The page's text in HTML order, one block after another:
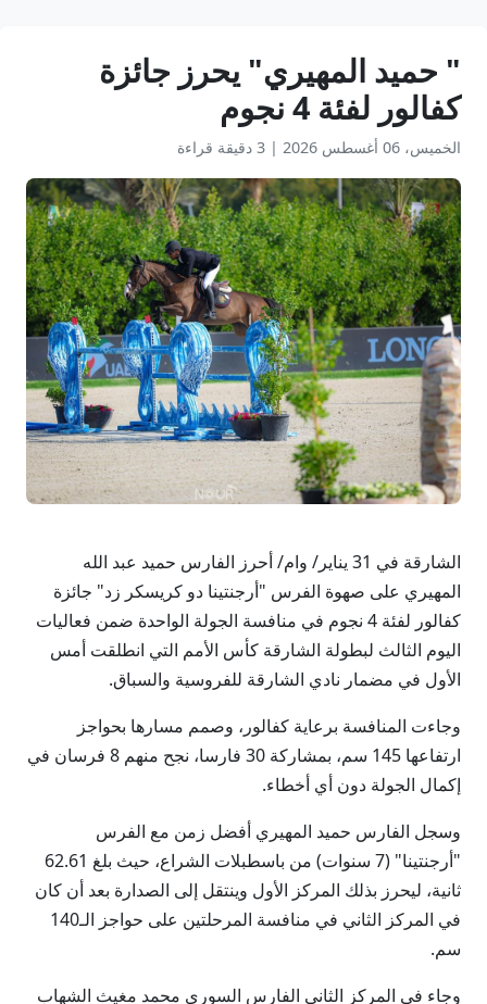
" حميد المهيري" يحرز جائزة
كفالور لفئة 4 نجوم
الخميس، 06 أغسطس 2026 | 3 دقيقة قراءة
الشارقة في 31 يناير/ وام/ أحرز الفارس حميد عبد الله
المهيري على صهوة الفرس "أرجنتينا دو كريسكر زد" جائزة
كفالور لفئة 4 نجوم في منافسة الجولة الواحدة ضمن فعاليات
اليوم الثالث لبطولة الشارقة كأس الأمم التي انطلقت أمس
الأول في مضمار نادي الشارقة للفروسية والسباق.
وجاءت المنافسة برعاية كفالور، وصمم مسارها بحواجز
ارتفاعها 145 سم، بمشاركة 30 فارسا، نجح منهم 8 فرسان في
إكمال الجولة دون أي أخطاء.
وسجل الفارس حميد المهيري أفضل زمن مع الفرس
"أرجنتينا" (7 سنوات) من باسطبلات الشراع، حيث بلغ 62.61
ثانية، ليحرز بذلك المركز الأول وينتقل إلى الصدارة بعد أن كان
في المركز الثاني في منافسة المرحلتين على حواجز الـ140
سم.
وجاء في المركز الثاني الفارس السوري محمد مغيث الشهاب